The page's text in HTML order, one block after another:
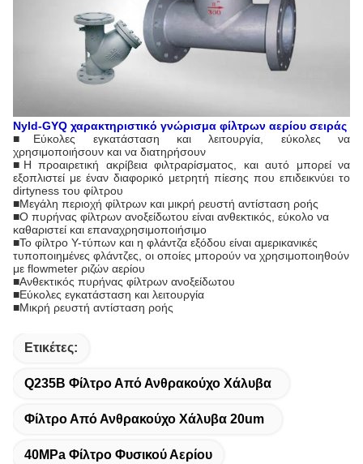
Nyld-GYQ χαρακτηριστικό γνώρισμα φίλτρων αερίου σειράς
■ Εύκολες εγκατάσταση και λειτουργία, εύκολες να
χρησιμοποιήσουν και να διατηρήσουν
■Η προαιρετική ακρίβεια φιλτραρίσματος, και αυτό μπορεί να
εξοπλιστεί με έναν διαφορικό μετρητή πίεσης που επιδεικνύει το
dirtyness του φίλτρου
■Μεγάλη περιοχή φίλτρων και μικρή ρευστή αντίσταση ροής
■Ο πυρήνας φίλτρων ανοξείδωτου είναι ανθεκτικός, εύκολο να
καθαριστεί και επαναχρησιμοποιήσιμο
■Το φίλτρο Υ-τύπων και η φλάντζα εξόδου είναι αμερικανικές
τυποποιημένες φλάντζες, οι οποίες μπορούν να χρησιμοποιηθούν
με flowmeter ριζών αερίου
■Ανθεκτικός πυρήνας φίλτρων ανοξείδωτου
■Εύκολες εγκατάσταση και λειτουργία
■Μικρή ρευστή αντίσταση ροής
Ετικέτες:
Q235B Φίλτρο Από Ανθρακούχο Χάλυβα
Φίλτρο Από Ανθρακούχο Χάλυβα 20um
40MPa Φίλτρο Φυσικού Αερίου